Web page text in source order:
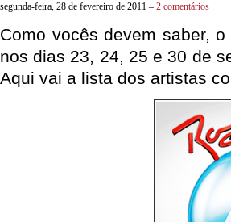
segunda-feira, 28 de fevereiro de 2011 – 2 comentários
Como vocês devem saber, o
nos dias 23, 24, 25 e 30 de
Aqui vai a lista dos artistas